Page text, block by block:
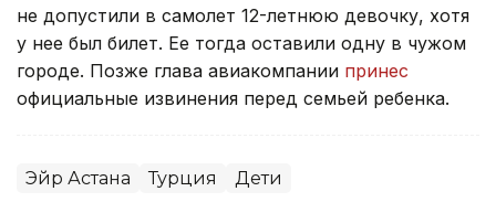
не допустили в самолет 12-летнюю девочку, хотя
у нее был билет. Ее тогда оставили одну в чужом
городе. Позже глава авиакомпании принес
официальные извинения перед семьей ребенка.
Эйр Астана Турция Дети